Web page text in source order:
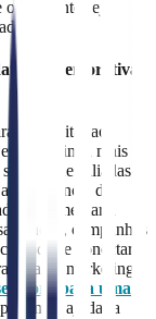
ambiente seja
comemorativas
aproveitar ao
ainda mais
grandes aliadas.
experiência do
e aumentar a
campanhas
pode se conectar
de marketing
agora para uma
ajudar a